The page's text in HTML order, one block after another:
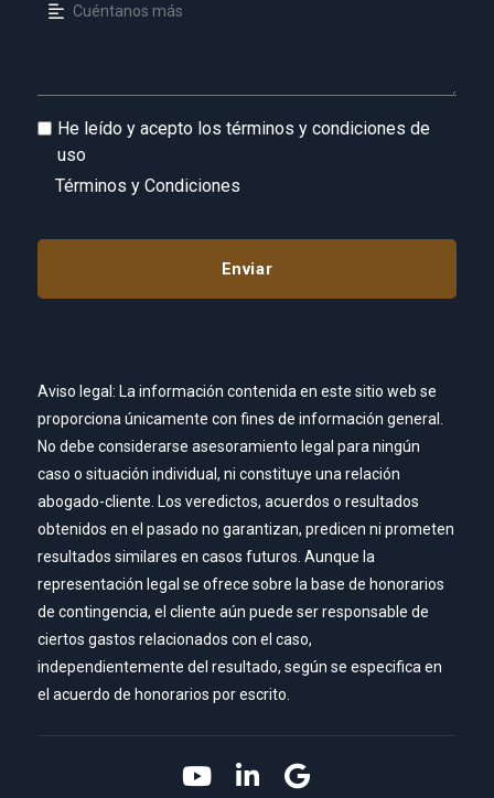
He leído y acepto los términos y condiciones de
uso
Términos y Condiciones
Aviso legal: La información contenida en este sitio web se
proporciona únicamente con fines de información general.
No debe considerarse asesoramiento legal para ningún
caso o situación individual, ni constituye una relación
abogado-cliente. Los veredictos, acuerdos o resultados
obtenidos en el pasado no garantizan, predicen ni prometen
resultados similares en casos futuros. Aunque la
representación legal se ofrece sobre la base de honorarios
de contingencia, el cliente aún puede ser responsable de
ciertos gastos relacionados con el caso,
independientemente del resultado, según se especifica en
el acuerdo de honorarios por escrito.